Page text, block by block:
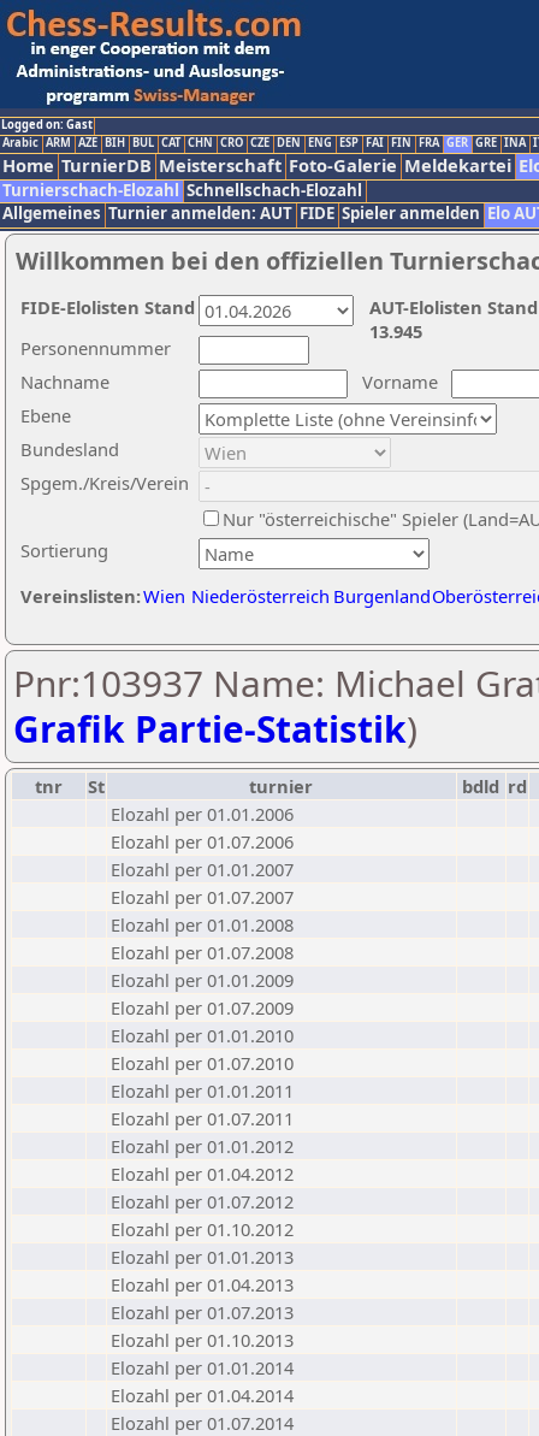
Logged on: Gast
Arabic ARM AZE BIH BUL CAT CHN CRO CZE DEN ENG ESP FAI FIN FRA GER GRE INA
Home TurnierDB Meisterschaft Foto-Galerie Meldekartei
Turnierschach-Elozahl Schnellschach-Elozahl
Allgemeines Turnier anmelden: AUT FIDE Spieler anmelden Elo
Willkommen bei den offiziellen
Nachname
Vorname
Ebene
Sortierung
Personennummer
Bundesland
Spgem./Kreis/Verein
Nur "österreichische" Spieler
Vereinslisten:Wien Niederösterreich Burgenland
AUT-Elolisten
13.945
FIDE-Elolisten Stand
Pnr:103937 Name: Michael
Grafik Partie-Statistik)
tnr St turnier bdld rd
Elozahl per 01.01.2006
Elozahl per 01.07.2006
Elozahl per 01.01.2007
Elozahl per 01.07.2007
Elozahl per 01.01.2008
Elozahl per 01.07.2008
Elozahl per 01.01.2009
Elozahl per 01.07.2009
Elozahl per 01.01.2010
Elozahl per 01.07.2010
Elozahl per 01.01.2011
Elozahl per 01.07.2011
Elozahl per 01.01.2012
Elozahl per 01.04.2012
Elozahl per 01.07.2012
Elozahl per 01.10.2012
Elozahl per 01.01.2013
Elozahl per 01.04.2013
Elozahl per 01.07.2013
Elozahl per 01.10.2013
Elozahl per 01.01.2014
Elozahl per 01.04.2014
Elozahl per 01.07.2014